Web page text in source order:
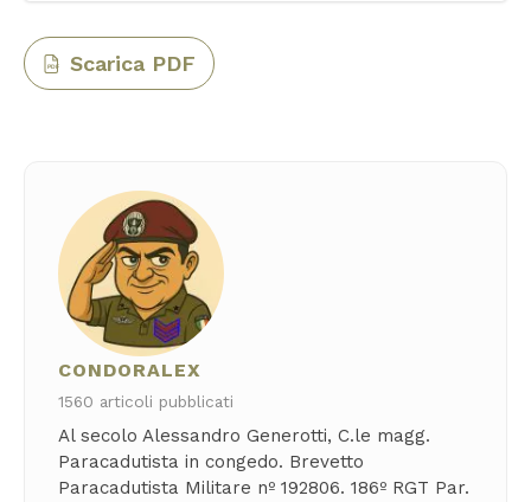
PDF Scarica PDF
CONDORALEX
1560 articoli pubblicati
Al secolo Alessandro Generotti, C.le magg.
Paracadutista in congedo. Brevetto
Paracadutista Militare nº 192806. 186º RGT Par.